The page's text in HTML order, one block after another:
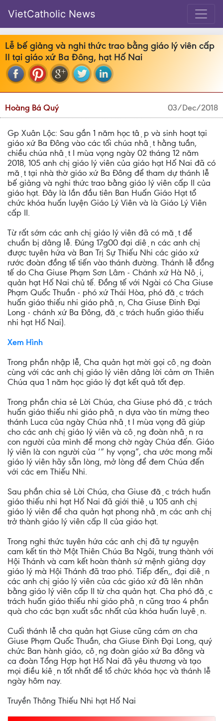
VietCatholic News
Lễ bế giảng và nghi thức trao bằng giáo lý viên cấp
II tại giáo xứ Ba Đông, hạt Hố Nai
Hoàng Bá Quý 03/Dec/2018
Gp Xuân Lộc: Sau gần 1 năm học tập và sinh hoạt tại
giáo xứ Ba Đông vào các tối chúa nhật hằng tuần,
chiều chúa nhật I mùa vọng ngày 02 tháng 12 năm
2018, 105 anh chị giáo lý viên của giáo hạt Hố Nai đã có
mặt tại nhà thờ giáo xứ Ba Đông để tham dự thánh lễ
bế giảng và nghi thức trao bằng giáo lý viên cấp II của
giáo hạt. Đây là lần đầu tiên Ban Huấn Giáo Hạt tổ
chức khóa huấn luyện Giáo Lý Viên và là Giáo Lý Viên
cấp II.
Từ rất sớm các anh chị giáo lý viên đã có mặt để
chuẩn bị dâng lễ. Đúng 17g00 đại diện các anh chị
được tuyên hứa và Ban Trị Sự Thiếu Nhi các giáo xứ
rước đoàn đồng tế tiến vào thánh đường. Thánh lễ đồng
tế do Cha Giuse Phạm Sơn Lâm - Chánh xứ Hà Nội,
quản hạt Hố Nai chủ tế. Đồng tế với Ngài có Cha Giuse
Phạm Quốc Thuần - phó xứ Thái Hòa, phó đặc trách
huấn giáo thiếu nhi giáo phận, Cha Giuse Đinh Đại
Long - chánh xứ Ba Đông, đặc trách huấn giáo thiếu
nhi hạt Hố Nai).
Xem Hình
Trong phần nhập lễ, Cha quản hạt mời gọi cộng đoàn
cùng với các anh chị giáo lý viên dâng lời cảm ơn Thiên
Chúa qua 1 năm học giáo lý đạt kết quả tốt đẹp.
Trong phần chia sẻ Lời Chúa, cha Giuse phó đặc trách
huấn giáo thiếu nhi giáo phận dựa vào tin mừng theo
thánh Luca của ngày Chúa nhật I mùa vọng đã giúp
cho các anh chị giáo lý viên và cộng đoàn nhận ra
con người của mình để mong chờ ngày Chúa đến. Giáo
lý viên là con người của ‘” hy vọng”, cha ước mong mỗi
giáo lý viên hãy sẵn lòng, mở lòng để đem Chúa đến
với các em Thiếu Nhi.
Sau phần chia sẻ Lời Chúa, cha Giuse đặc trách huấn
giáo thiếu nhi hạt Hố Nai đã giới thiệu 105 anh chị
giáo lý viên để cha quản hạt phong nhậm các anh chị
trở thành giáo lý viên cấp II của giáo hạt.
Trong nghi thức tuyên hứa các anh chị đã tự nguyện
cam kết tin thờ Một Thiên Chúa Ba Ngôi, trung thành với
Hội Thánh và cam kết hoàn thành sứ mệnh giảng dạy
giáo lý mà Hội Thánh đã trao phó. Tiếp đến,, đại diện
các anh chị giáo lý viên của các giáo xứ đã lên nhân
bằng giáo lý viên cấp II từ cha quản hạt. Cha phó đặc
trách huấn giáo thiếu nhi giáo phận cũng trao 4 phần
quà cho các bạn xuất sắc nhất của khóa huấn luyện.
Cuối thánh lễ cha quản hạt Giuse cũng cám ơn cha
Giuse Phạm Quốc Thuần, cha Giuse Đinh Đại Long, quý
chức Ban hành giáo, cộng đoàn giáo xứ Ba đông và
ca đoàn Tổng Hợp hạt Hố Nai đã yêu thương và tạo
mọi điều kiện tốt nhất để tổ chức khóa học và thánh lễ
ngày hôm nay.
Truyền Thông Thiếu Nhi hạt Hố Nai